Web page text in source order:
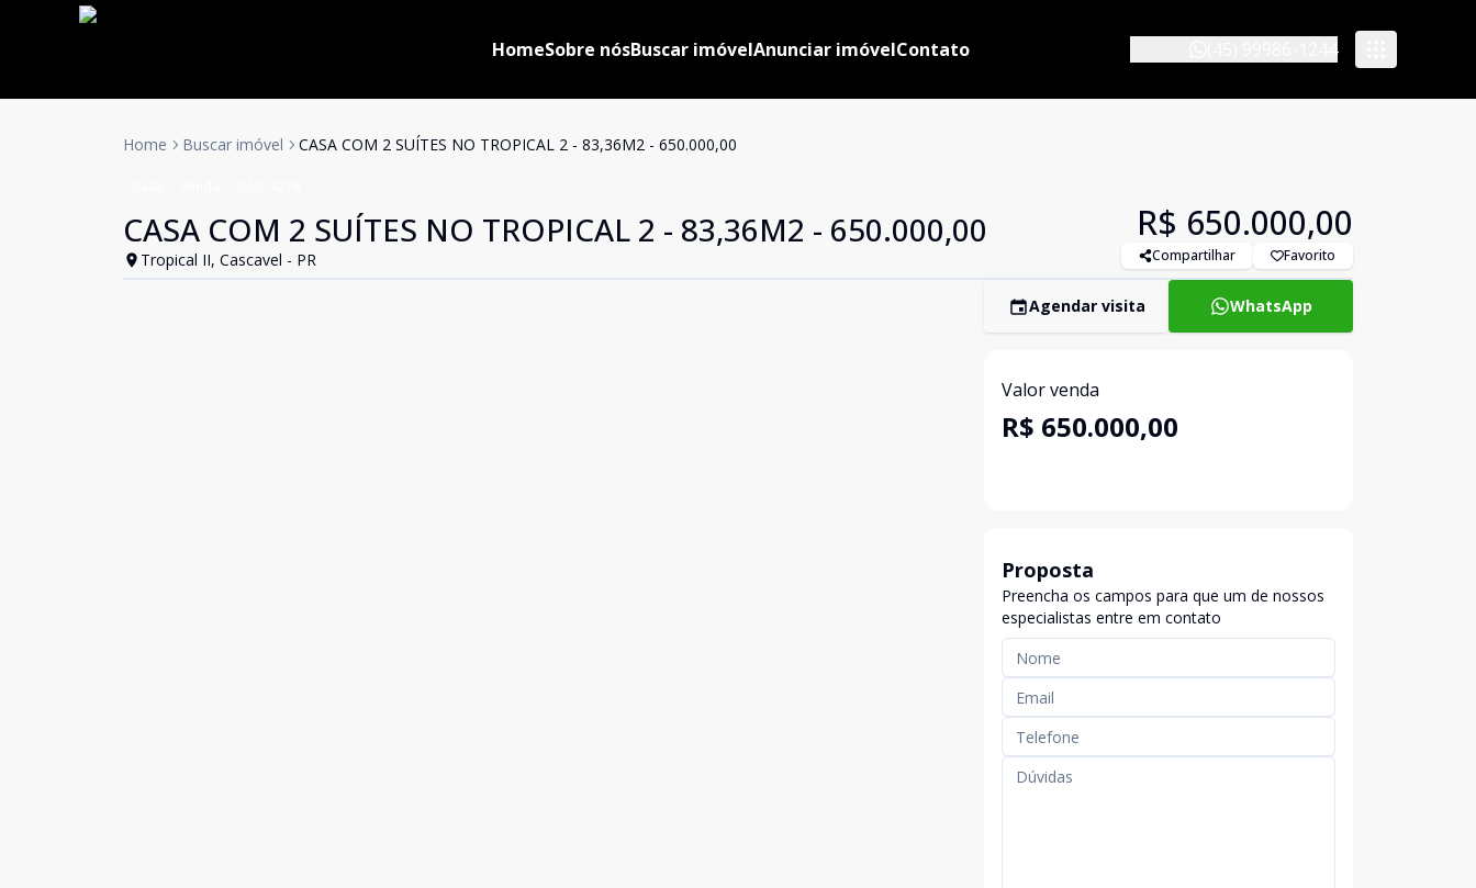
HomeSobre nósBuscar imóvelAnunciar imóvelContato
Home Buscar imóvel CASA COM 2 SUÍTES NO TROPICAL 2 - 83,36M2 - 650.000,00
CASA COM 2 SUÍTES NO TROPICAL 2 - 83,36M2 - 650.000,00
Tropical II, Cascavel - PR
R$ 650.000,00
Compartilhar Favorito
Agendar visita WhatsApp
Valor venda
R$ 650.000,00
Proposta
Preencha os campos para que um de nossos
especialistas entre em contato